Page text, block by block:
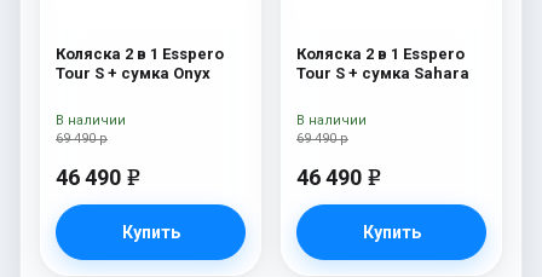
Коляска 2 в 1 Esspero
Tour S + сумка Onyx
69 490 р
46 490 e
Купить
В наличии
Коляска 2 в 1 Esspero
Tour S + сумка Sahara
69 490 р
46 490 e
Купить
В наличии